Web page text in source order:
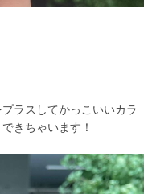
ラスしてかっこいいカラ
きちゃいます！